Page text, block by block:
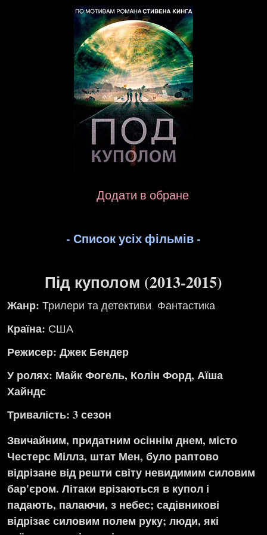
Додати в обране
- Список усіх фільмів -
Під куполом (2013-2015)
Жанр: Трилери та детективи, Фантастика
Країна: США
Режисер: Джек Бендер
У ролях: Майк Фогель, Колін Форд, Аїша
Хайндс
Тривалість: 3 сезон
Звичайним, придатним осіннім днем, місто
Честерс Міллз, штат Мен, було раптово
відрізане від решти світу невидимим силовим
бар'єром. Літаки врізаються в купол і
падають, палаючи, з небес; садівникові
відрізає силовим полем руку; люди, які